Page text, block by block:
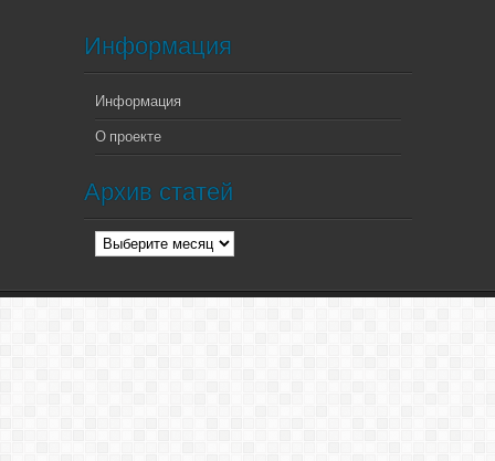
Информация
Информация
О проекте
Архив статей
Архив
статей